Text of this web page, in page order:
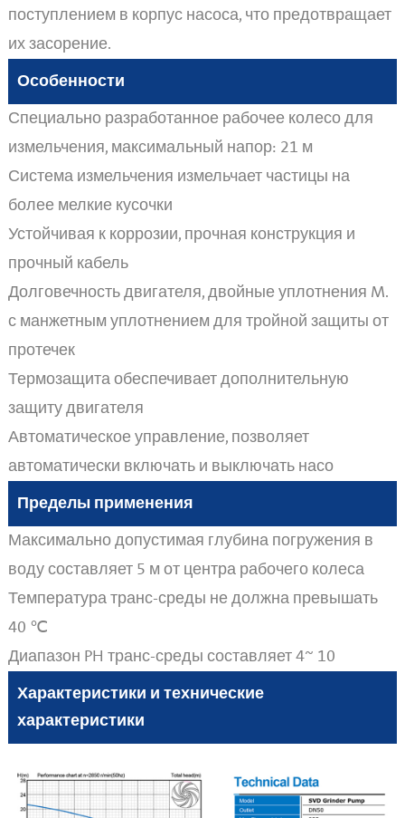
поступлением в корпус насоса, что предотвращает
их засорение.
Особенности
Специально разработанное рабочее колесо для
измельчения, максимальный напор: 21 м
Система измельчения измельчает частицы на
более мелкие кусочки
Устойчивая к коррозии, прочная конструкция и
прочный кабель
Долговечность двигателя, двойные уплотнения M.
с манжетным уплотнением для тройной защиты от
протечек
Термозащита обеспечивает дополнительную
защиту двигателя
Автоматическое управление, позволяет
автоматически включать и выключать насо
Пределы применения
Максимально допустимая глубина погружения в
воду составляет 5 м от центра рабочего колеса
Температура транс-среды не должна превышать
40 ℃
Диапазон PH транс-среды составляет 4~ 10
Характеристики и технические
характеристики